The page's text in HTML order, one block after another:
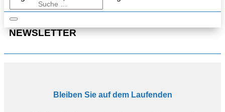
NEWSLETTER
Bleiben Sie auf dem Laufenden